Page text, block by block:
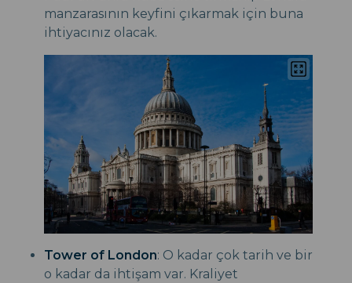
manzarasının keyfini çıkarmak için buna
ihtiyacınız olacak.
Tower of London: O kadar çok tarih ve bir
o kadar da ihtişam var. Kraliyet